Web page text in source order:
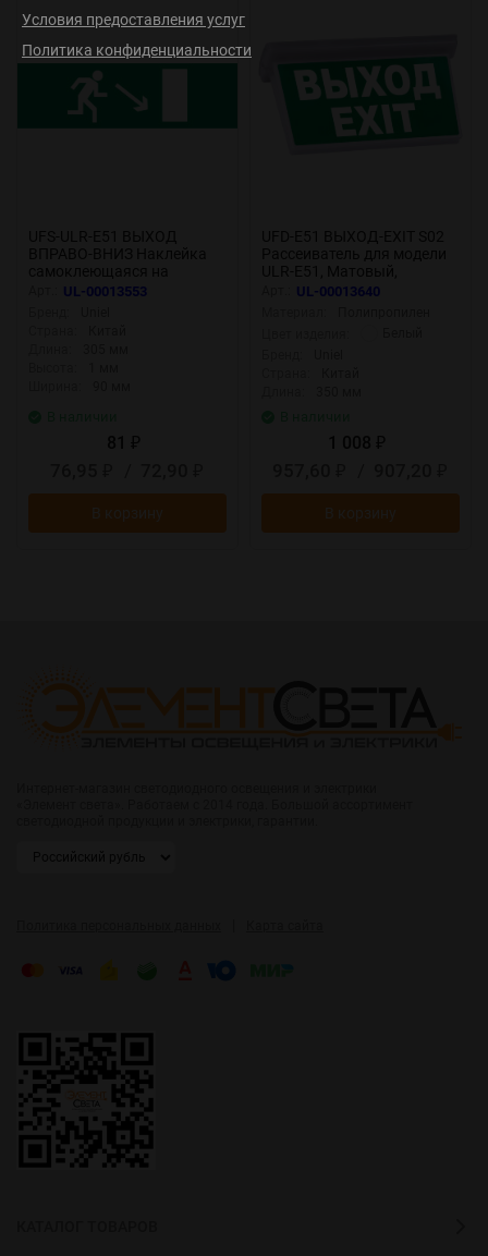
светильник, 305х90мм,
UL-00013553
Наклейка ВЫХОД 2шт, в-к
UL-00013640
Условия предоставления услуг
Политика конфиденциальности